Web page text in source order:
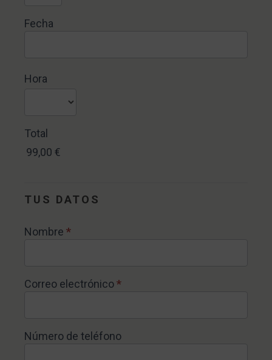
Fecha
Hora
Total
99,00 €
TUS DATOS
Nombre *
Correo electrónico*
Número de teléfono